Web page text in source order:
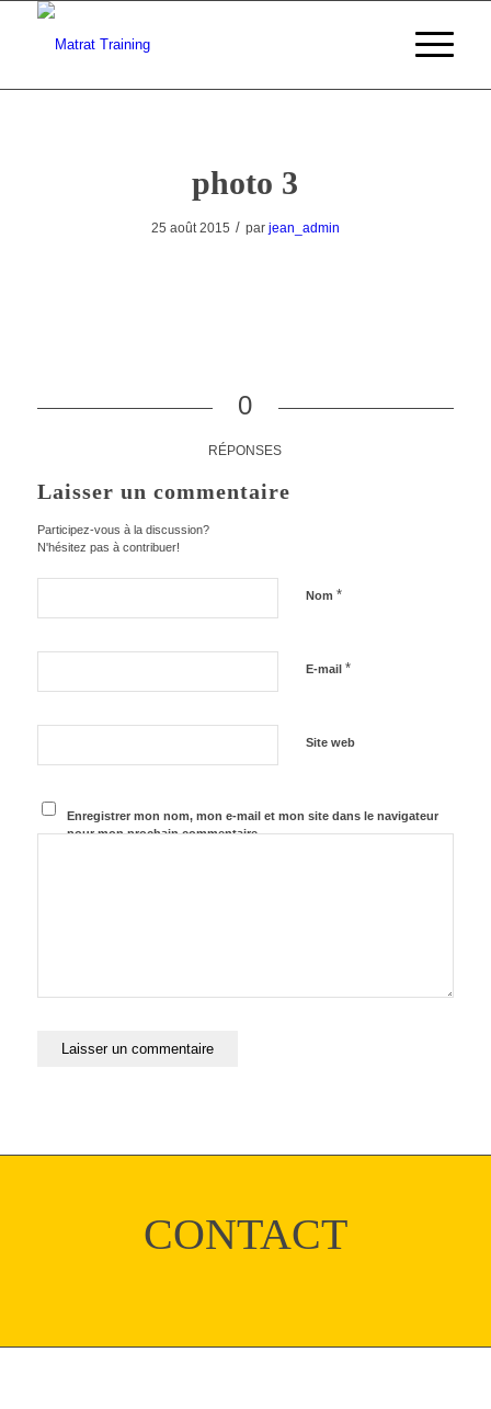
photo 3
25 août 2015 / par jean_admin
0
RÉPONSES
Laisser un commentaire
Participez-vous à la discussion?
N'hésitez pas à contribuer!
Nom *
E-mail *
Site web
Enregistrer mon nom, mon e-mail et mon site dans le navigateur
pour mon prochain commentaire.
CONTACT